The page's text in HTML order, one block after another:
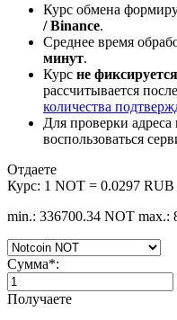
Курс обмена
/ Binance.
Среднее время
минут.
Курс не фиксируется
рассчитывается
количества
Для проверки
воспользоваться
Отдаете
Курс: 1 NOT = 0.0297 RUB
min.: 336700.34 NOT max.:
Сумма*:
Получаете